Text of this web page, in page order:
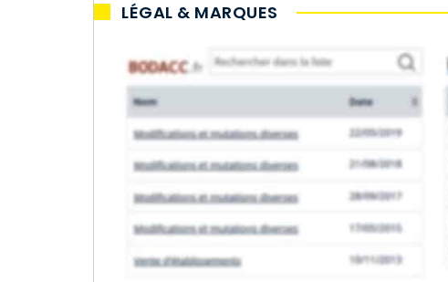
LÉGAL & MARQUES